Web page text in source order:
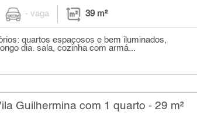
- vaga 39 m²
quartos espaçosos e bem iluminados,
dia. sala, cozinha com armá...
Guilhermina com 1 quarto - 29 m²